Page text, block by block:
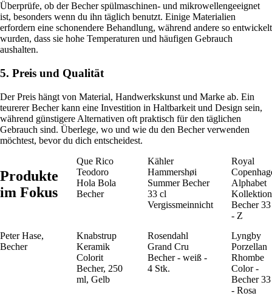
Überprüfe, ob der Becher spülmaschinen- und mikrowellengeeignet
ist, besonders wenn du ihn täglich benutzt. Einige Materialien
erfordern eine schonendere Behandlung, während andere so entwickelt
wurden, dass sie hohe Temperaturen und häufigen Gebrauch
aushalten.
5. Preis und Qualität
Der Preis hängt von Material, Handwerkskunst und Marke ab. Ein
teurerer Becher kann eine Investition in Haltbarkeit und Design sein,
während günstigere Alternativen oft praktisch für den täglichen
Gebrauch sind. Überlege, wo und wie du den Becher verwenden
möchtest, bevor du dich entscheidest.
Produkte
im Fokus
Que Rico
Teodoro
Hola Bola
Becher
Kähler
Hammershøi
Summer Becher
33 cl
Vergissmeinnicht
Royal
Alphabet
Kollektion
Becher
- Z
Peter Hase,
Becher
Knabstrup
Keramik
Colorit
Becher, 250
ml, Gelb
Rosendahl
Grand Cru
Becher - weiß -
4 Stk.
Lyngby
Porzellan
Rhombe
Color -
Becher
- Rosa